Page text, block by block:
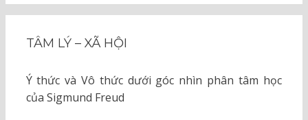
TÂM LÝ – XÃ HỘI
Ý thức và Vô thức dưới góc nhìn phân tâm học
của Sigmund Freud